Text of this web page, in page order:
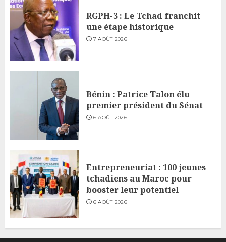
RGPH-3 : Le Tchad franchit
une étape historique
7 AOÛT 2026
Bénin : Patrice Talon élu
premier président du Sénat
6 AOÛT 2026
Entrepreneuriat : 100 jeunes
tchadiens au Maroc pour
booster leur potentiel
6 AOÛT 2026